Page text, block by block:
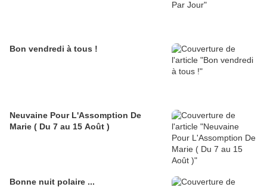
Bon vendredi à tous !
Neuvaine Pour L'Assomption De
Marie ( Du 7 au 15 Août )
Bonne nuit polaire ...